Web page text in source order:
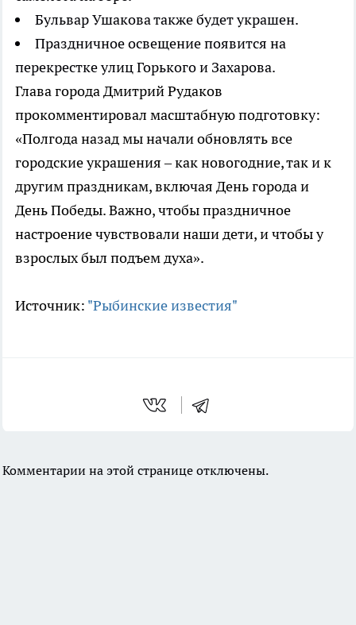
Бульвар Ушакова также будет украшен.
Праздничное освещение появится на
перекрестке улиц Горького и Захарова.
Глава города Дмитрий Рудаков
прокомментировал масштабную подготовку:
«Полгода назад мы начали обновлять все
городские украшения – как новогодние, так и к
другим праздникам, включая День города и
День Победы. Важно, чтобы праздничное
настроение чувствовали наши дети, и чтобы у
взрослых был подъем духа».
Источник: "Рыбинские известия"
Комментарии на этой странице отключены.